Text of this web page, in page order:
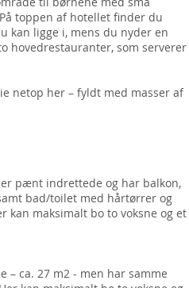
toppen af hotellet finder du
kan ligge i, mens du nyder en
hovedrestauranter, som serverer
netop her – fyldt med masser af
pænt indrettede og har balkon,
bad/toilet med hårtørrer og
kan maksimalt bo to voksne og et
ca. 27 m2 - men har samme